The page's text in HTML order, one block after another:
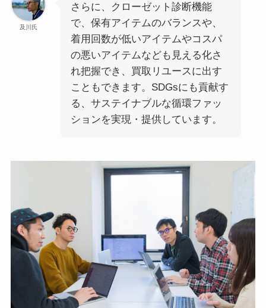
及川氏
さらに、クローゼット診断機能
で、保有アイテムのバランスや、
着用回数が低いアイテムやコスパ
の悪いアイテムなども見える化さ
れ把握でき、買取リユースに出す
こともできます。SDGsにも貢献す
る、サステイナブルな循環ファッ
ションを実現・提供しています。